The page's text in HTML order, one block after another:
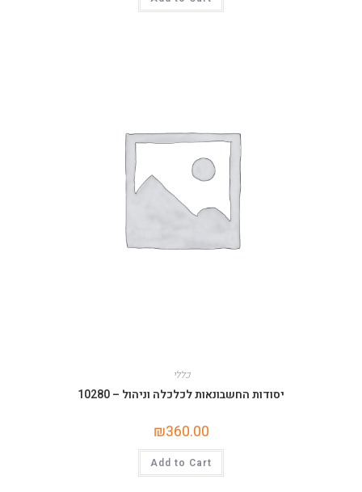
כללי
יסודות החשבונאות לכלכלה וניהול – 10280
₪360.00
Add to Cart